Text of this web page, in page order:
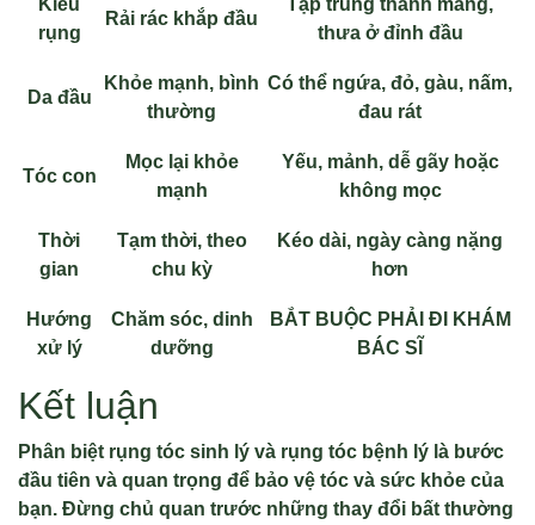
rụng
Rải rác khắp đầu
thưa ở đỉnh đầu
Da đầu
Khỏe mạnh, bình
thường
Có thể ngứa, đỏ, gàu, nấm,
đau rát
Tóc con
Mọc lại khỏe
mạnh
Yếu, mảnh, dễ gãy hoặc
không mọc
Thời
gian
Tạm thời, theo
chu kỳ
Kéo dài, ngày càng nặng
hơn
Hướng
xử lý
Chăm sóc, dinh
dưỡng
BẮT BUỘC PHẢI ĐI KHÁM
BÁC SĨ
Kết luận
Phân biệt rụng tóc sinh lý và rụng tóc bệnh lý là bước
đầu tiên và quan trọng để bảo vệ tóc và sức khỏe của
bạn. Đừng chủ quan trước những thay đổi bất thường